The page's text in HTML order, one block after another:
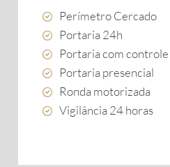
Perímetro Cercado
Portaria 24h
Portaria com controle
Portaria presencial
Ronda motorizada
Vigilância 24 horas